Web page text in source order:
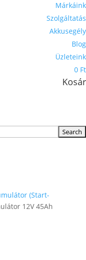
Márkáink
Szolgáltatás
Akkusegély
Blog
Üzleteink
0 Ft
Kosár
(Start-
12V 45Ah